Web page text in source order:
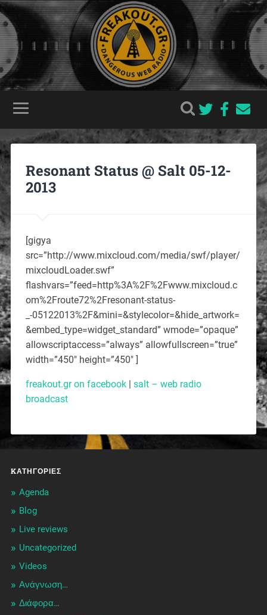
Resonant Status @ Salt 05-12-
2013
[gigya
src=”http://www.mixcloud.com/media/swf/player/
mixcloudLoader.swf”
flashvars=”feed=http%3A%2F%2Fwww.mixcloud.c
om%2Froute72%2Fresonant-status-
_-05122013%2F&mini=&stylecolor=&hide_artwork=
&embed_type=widget_standard” wmode=”opaque”
allowscriptaccess=”always” allowfullscreen=”true”
width=”450″ height=”450″ ]
freakout.gr on facebook| salt – web radio
broadcast
KΑΤΗΓΟΡΊΕΣ
Agenda
Blog
Live reviews
Uncategorized
Videos
Ανάγνωση…
Διάφορα…